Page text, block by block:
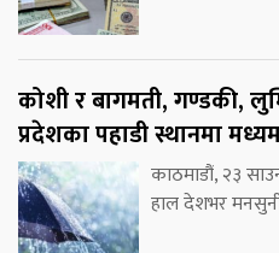
कोशी र बागमती, गण्डकी,
प्रदेशका पहाडी स्थानमा
काठमाडौं, २३
हाल देशभर